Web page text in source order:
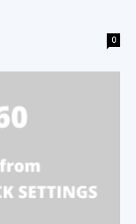
0